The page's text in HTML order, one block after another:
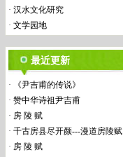
· 汉水文化研究
· 文学园地
最近更新
· 《尹吉甫的传说》
· 赞中华诗祖尹吉甫
· 房 陵 赋
· 千古房县尽开颜---漫道房陵赋
· 房 陵 赋